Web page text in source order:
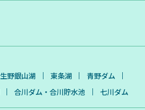
生野銀山湖 東条湖
青野ダム
合川ダム・合川貯水池 七川ダム